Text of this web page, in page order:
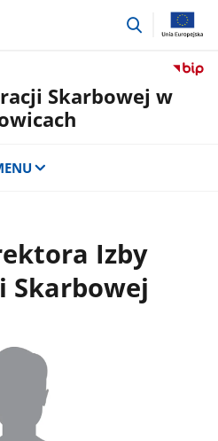
przejdź
Skarbowej w
Izby
Skarbowej